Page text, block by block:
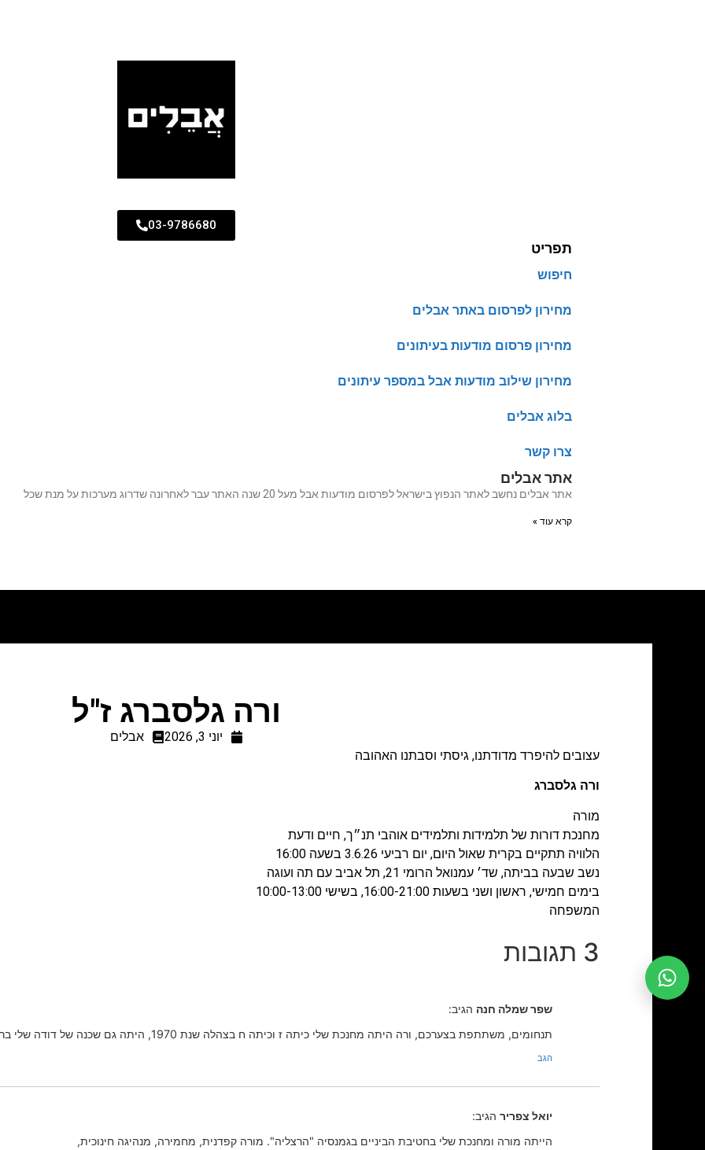
03-9786680
תפריט
חיפוש
מחירון לפרסום באתר אבלים
מחירון פרסום מודעות בעיתונים
מחירון שילוב מודעות אבל במספר עיתונים
בלוג אבלים
צרו קשר
אתר אבלים
אתר אבלים נחשב לאתר הנפוץ בישראל לפרסום מודעות אבל מעל 20 שנה האתר עבר לאחרונה שדרוג מערכות על מנת שכל
קרא עוד »
ורה גלסברג ז"ל
יוני 3, 2026
אבלים
עצובים להיפרד מדודתנו, גיסתי וסבתנו האהובה
ורה גלסברג
מורה
מחנכת דורות של תלמידות ותלמידים אוהבי תנ״ך, חיים ודעת
הלוויה תתקיים בקרית שאול היום, יום רביעי 3.6.26 בשעה 16:00
נשב שבעה בביתה, שד׳ עמנואל הרומי 21, תל אביב עם תה ועוגה
בימים חמישי, ראשון ושני בשעות 16:00-21:00, בשישי 10:00-13:00
המשפחה
3 תגובות
שפר שמלה חנה הגיב:
תנחומים, משתתפת בצערכם, ורה היתה מחנכת שלי כיתה ז וכיתה ח בצהלה שנת 1970, היתה גם שכנה של דודה שלי ברחוב וייזל, יהי זכרונה ברוך.
הגב
יואל צפריר הגיב:
הייתה מורה ומחנכת שלי בחטיבת הביניים בגמנסיה "הרצליה". מורה קפדנית, מחמירה, מנהיגה חינוכית,